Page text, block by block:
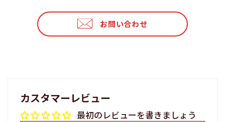
る
る
お問い合わせ
カスタマーレビュー
最初のレビューを書きましょう